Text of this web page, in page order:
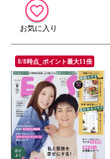
8/8時点_ポイント最大11倍